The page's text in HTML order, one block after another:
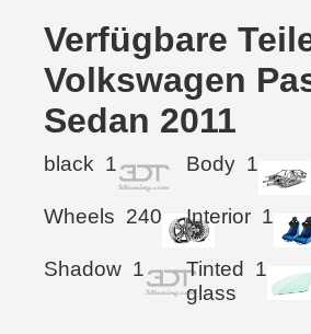
Verfügbare
Volkswagen
Sedan 2011
black 1 Body 1
Wheels 240 Interior 1
Shadow 1
Tinted
glass
1